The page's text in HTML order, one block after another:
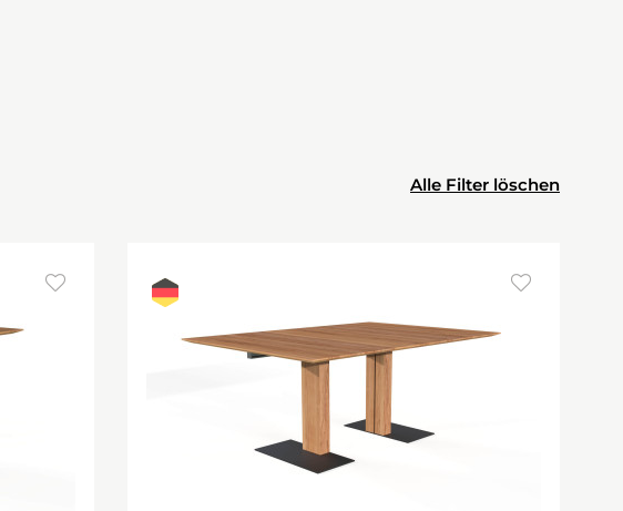
Alle Filter löschen